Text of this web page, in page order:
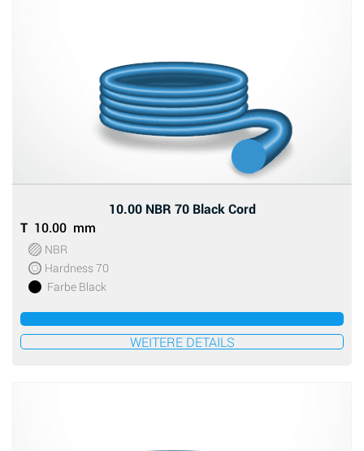
10.00 NBR 70 Black Cord
T 10.00 mm
Farbe Black
Hardness 70
NBR
WEITERE DETAILS